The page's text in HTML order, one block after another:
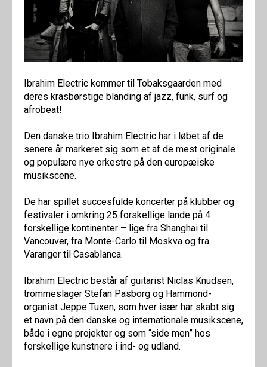
Ibrahim Electric kommer til Tobaksgaarden med
deres krasbørstige blanding af jazz, funk, surf og
afrobeat!
Den danske trio Ibrahim Electric har i løbet af de
senere år markeret sig som et af de mest originale
og populære nye orkestre på den europæiske
musikscene.
De har spillet succesfulde koncerter på klubber og
festivaler i omkring 25 forskellige lande på 4
forskellige kontinenter – lige fra Shanghai til
Vancouver, fra Monte-Carlo til Moskva og fra
Varanger til Casablanca.
Ibrahim Electric består af guitarist Niclas Knudsen,
trommeslager Stefan Pasborg og Hammond-
organist Jeppe Tuxen, som hver især har skabt sig
et navn på den danske og internationale musikscene,
både i egne projekter og som “side men” hos
forskellige kunstnere i ind- og udland.